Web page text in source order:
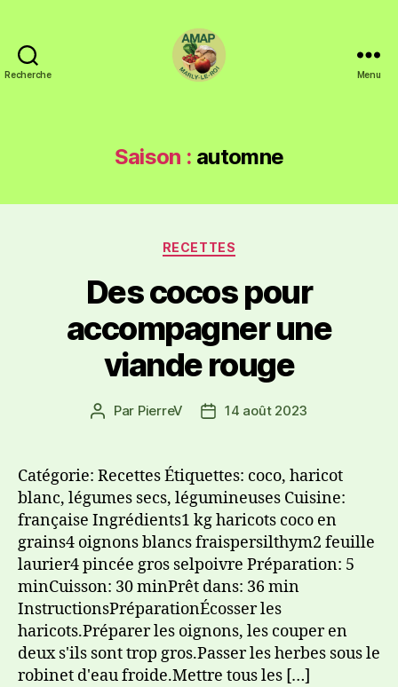
Recherche Menu
Saison : automne
RECETTES
Des cocos pour
accompagner une
viande rouge
Par PierreV 14 août 2023
Catégorie: Recettes Étiquettes: coco, haricot
blanc, légumes secs, légumineuses Cuisine:
française Ingrédients1 kg haricots coco en
grains4 oignons blancs fraispersilthym2 feuille
laurier4 pincée gros selpoivre Préparation: 5
minCuisson: 30 minPrêt dans: 36 min
InstructionsPréparationÉcosser les
haricots.Préparer les oignons, les couper en
deux s'ils sont trop gros.Passer les herbes sous le
robinet d'eau froide.Mettre tous les […]